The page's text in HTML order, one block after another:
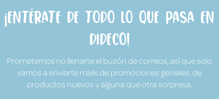
¡Entérate de todo lo que pasa en
Dideco!
Prometemos no llenarte el buzón de correos, así que solo
vamos a enviarte mails de promociones geniales, de
productos nuevos y alguna que otra sorpresa.